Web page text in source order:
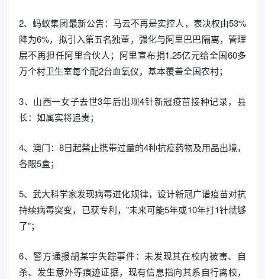
2、蚂蚁集团最新公告：马云不再是实控人，表决权由53%
降为6%，拟引入第五名独董，强化与阿里巴巴隔离，管理
层不再担任阿里合伙人；阿里宣布捐1.25亿元给全国60多
万个村卫生室每个配2台血氧仪，基本覆盖全国农村；
3、山西一女子去世3年后出现4针新冠疫苗接种记录，县
长：如属实将追责；
4、澳门：8日起禁止携带过量的4种抗疫药物及用品出境，
各限5盒；
5、武大科学家发现病毒进化规律，设计新冠广谱疫苗对抗
持续病毒突变，已获专利，"未来可能5年或10年打1针就够
了"；
6、警方通报胡某宇失踪事件：未发现其在校内被害、自
杀、发生意外等痕迹证据，现有信息指向其系自行离校，